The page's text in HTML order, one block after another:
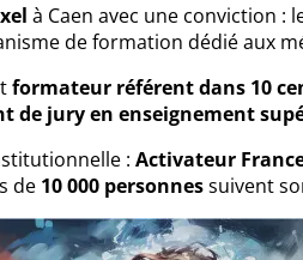
à Caen avec une conviction :
de formation dédié aux
formateur référent dans 10
de jury en enseignement
: Activateur
de 10 000 personnessuivent